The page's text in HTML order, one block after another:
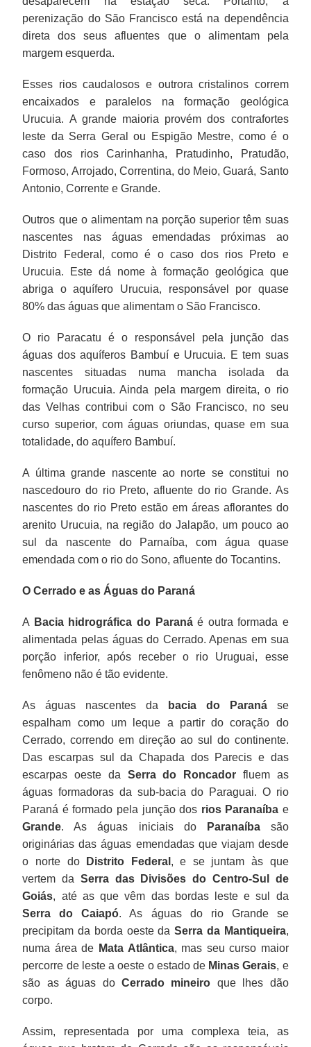
perenização do São Francisco está na dependência
direta dos seus afluentes que o alimentam pela
margem esquerda.
Esses rios caudalosos e outrora cristalinos correm
encaixados e paralelos na formação geológica
Urucuia. A grande maioria provém dos contrafortes
leste da Serra Geral ou Espigão Mestre, como é o
caso dos rios Carinhanha, Pratudinho, Pratudão,
Formoso, Arrojado, Correntina, do Meio, Guará, Santo
Antonio, Corrente e Grande.
Outros que o alimentam na porção superior têm suas
nascentes nas águas emendadas próximas ao
Distrito Federal, como é o caso dos rios Preto e
Urucuia. Este dá nome à formação geológica que
abriga o aquífero Urucuia, responsável por quase
80% das águas que alimentam o São Francisco.
O rio Paracatu é o responsável pela junção das
águas dos aquíferos Bambuí e Urucuia. E tem suas
nascentes situadas numa mancha isolada da
formação Urucuia. Ainda pela margem direita, o rio
das Velhas contribui com o São Francisco, no seu
curso superior, com águas oriundas, quase em sua
totalidade, do aquífero Bambuí.
A última grande nascente ao norte se constitui no
nascedouro do rio Preto, afluente do rio Grande. As
nascentes do rio Preto estão em áreas aflorantes do
arenito Urucuia, na região do Jalapão, um pouco ao
sul da nascente do Parnaíba, com água quase
emendada com o rio do Sono, afluente do Tocantins.
O Cerrado e as Águas do Paraná
A Bacia hidrográfica do Paranáé outra formada e
alimentada pelas águas do Cerrado. Apenas em sua
porção inferior, após receber o rio Uruguai, esse
fenômeno não é tão evidente.
As águas nascentes da bacia do Paranáse
espalham como um leque a partir do coração do
Cerrado, correndo em direção ao sul do continente.
Das escarpas sul da Chapada dos Parecis e das
escarpas oeste da Serra do Roncador fluem as
águas formadoras da sub-bacia do Paraguai. O rio
Paraná é formado pela junção dos rios Paranaíba e
Grande. As águas iniciais do Paranaíbasão
originárias das águas emendadas que viajam desde
o norte do
Distrito Federal , e se juntam às que
vertem da Serra das Divisões do Centro-Sul de
Goiás, até as que vêm das bordas leste e sul da
Serra do Caiapó. As águas do rio Grande se
precipitam da borda oeste daSerra da Mantiqueira,
numa área de Mata Atlântica, mas seu curso maior
percorre de leste a oeste o estado de Minas Gerais, e
são as águas do Cerrado mineiro que lhes dão
corpo.
Assim, representada por uma complexa teia, as